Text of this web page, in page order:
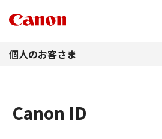
個人のお客さま
Canon ID